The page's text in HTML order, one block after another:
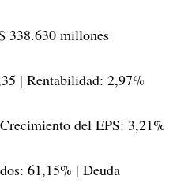
338.630 millones
| Rentabilidad: 2,97%
del EPS: 3,21%
61,15% | Deuda